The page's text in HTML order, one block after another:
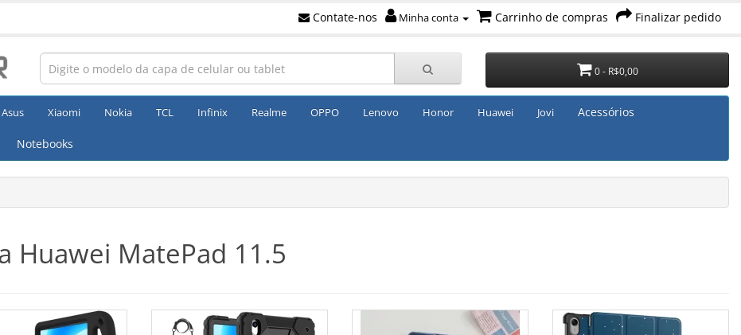
Contate-nos Minha conta Carrinho de compras Finalizar pedido
0 - R$0,00
Asus Xiaomi Nokia TCL Infinix Realme OPPO Lenovo Honor Huawei Jovi Acessórios
Notebooks
Huawei MatePad 11.5